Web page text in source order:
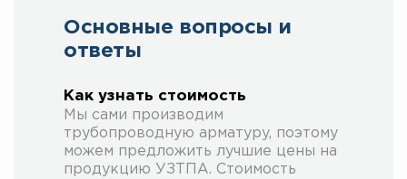
Основные вопросы и
ответы
Как узнать стоимость
Мы сами производим
трубопроводную арматуру, поэтому
можем предложить лучшие цены на
продукцию УЗТПА. Стоимость